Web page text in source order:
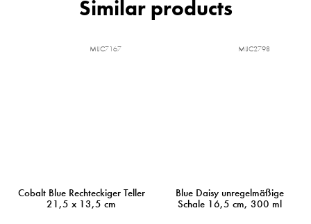
Cobalt Blue Rechteckiger Teller
21,5 x 13,5 cm
MIJC7167
Blue Daisy unregelmäßige
Schale 16,5 cm, 300 ml
MIJC2798